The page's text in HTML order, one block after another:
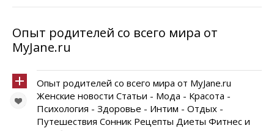
Опыт родителей со всего мира от
MyJane.ru
Опыт родителей со всего мира от MyJane.ru
Женские новости Статьи - Мода - Красота -
Психология - Здоровье - Интим - Отдых -
Путешествия Сонник Рецепты Диеты Фитнес и